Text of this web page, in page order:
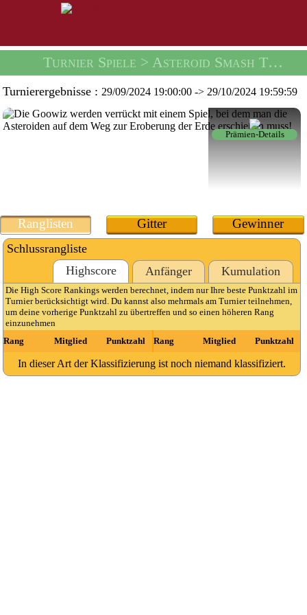
Turnier Spiele > Asteroid Smash Turnier -
Turnierergebnisse :29/09/2024 19:00:00 -> 29/10/2024 19:59:59
Prämien-Details
Ranglisten Gitter Gewinner
Schlussrangliste
Highscore
Anfänger Kumulation
Die High Score Rankings werden berechnet, indem nur Ihre beste Punktzahl im
Turnier berücksichtigt wird. Du kannst also mehrmals am Turnier teilnehmen,
um deine vorherige Punktzahl zu übertreffen und so einen höheren Rang
einzunehmen
Rang
Mitglied Punktzahl Rang Mitglied Punktzahl
In dieser Art der Klassifizierung ist noch niemand klassifiziert.